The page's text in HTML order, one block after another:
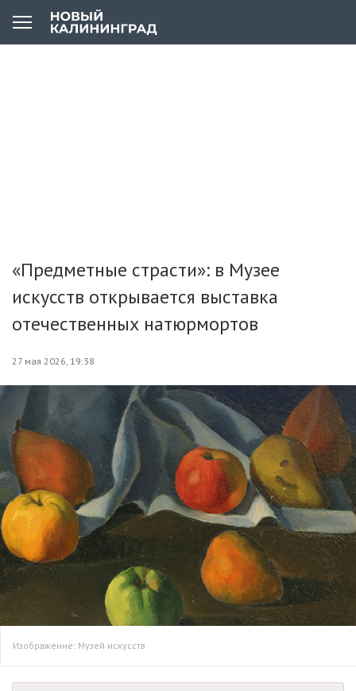
«Предметные страсти»: в Музее
искусств открывается выставка
отечественных натюрмортов
27 мая 2026, 19:38
Изображение: Музей искусств